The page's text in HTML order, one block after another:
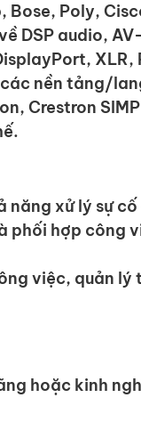
Bose, Poly,
DSP audio,
nền tảng/
Crestron
năng xử lý sự
phối hợp công
việc, quản
hoặc kinh